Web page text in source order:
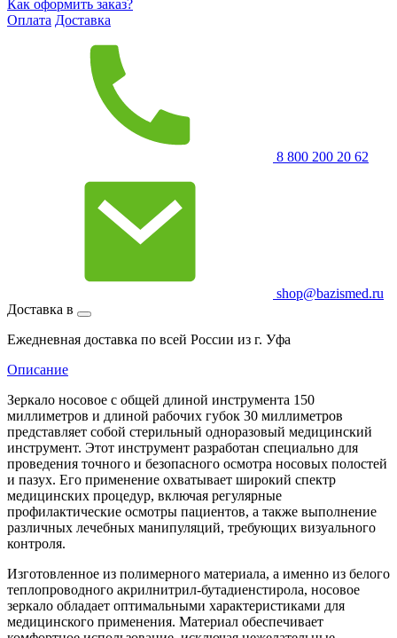
Как оформить заказ?
Оплата Доставка
8 800 200 20 62
shop@bazismed.ru
Доставка в
Ежедневная доставка по всей России из г. Уфа
Описание
Зеркало носовое с общей длиной инструмента 150
миллиметров и длиной рабочих губок 30 миллиметров
представляет собой стерильный одноразовый медицинский
инструмент. Этот инструмент разработан специально для
проведения точного и безопасного осмотра носовых полостей
и пазух. Его применение охватывает широкий спектр
медицинских процедур, включая регулярные
профилактические осмотры пациентов, а также выполнение
различных лечебных манипуляций, требующих визуального
контроля.
Изготовленное из полимерного материала, а именно из белого
теплопроводного акрилнитрил-бутадиенстирола, носовое
зеркало обладает оптимальными характеристиками для
медицинского применения. Материал обеспечивает